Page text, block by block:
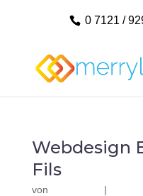
0 7121 /
Webdesign
Fils
von |